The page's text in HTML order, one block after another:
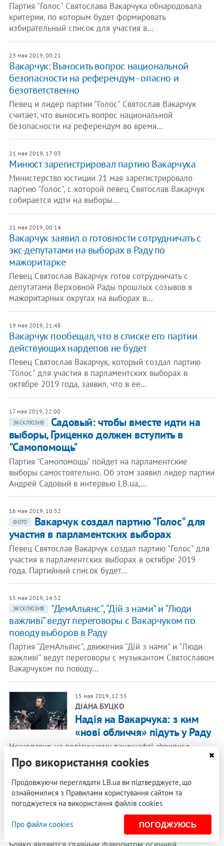
Партия "Голос" Святослава Вакарчука обнародовала
критерии, по которым будет формировать
избирательный список для участия в…
23 мая 2019, 00:21
Вакарчук: Выносить вопрос национальной
безопасности на референдум - опасно и
безответственно
Певец и лидер партии "Голос" Святослав Вакарчук
считает, что выносить вопрос национальной
безопасности на референдум во время…
21 мая 2019, 17:03
Минюст зарегистрировал партию Вакарчука
Министерство юстиции 21 мая зарегистрировало
партию "Голос", с которой певец Святослав Вакарчук
собирается идти на выборы…
21 мая 2019, 00:14
Вакарчук заявил о готовности сотрудничать с
экс-депутатами на выборах в Раду по
мажоритарке
Певец Святослав Вакарчук готов сотрудничать с
депутатами Верховной Рады прошлых созывов в
мажоритарных округах на выборах в…
19 мая 2019, 21:48
Вакарчук пообещал, что в списке его партии
действующих нардепов не будет
Певец Святослав Вакарчук, который создал партию
"Голос" для участия в парламентских выборах в
октябре 2019 года, заявил, что в ее…
17 мая 2019, 22:00
ЭКСКЛЮЗИВ
Садовый: чтобы вместе идти на
выборы, Гриценко должен вступить в
"Самопомощь"
Партия "Самопомощь" пойдет на парламентские
выборы самостоятельно. Об этом заявил лидер партии
Андрей Садовый в интервью LB.ua,…
16 мая 2019, 10:52
ФОТО
Вакарчук создал партию "Голос" для
участия в парламентских выборах
Певец Святослав Вакарчук создал партию "Голос" для
участия в парламентских выборах в октябре 2019
года. Партийный список будет…
15 мая 2019, 14:52
ЭКСКЛЮЗИВ
"ДемАльянс", "Дій з нами" и "Люди
важливі" ведут переговоры с Вакарчуком по
поводу выборов в Раду
Партия "ДемАльянс", движения "Дій з нами" и "Люди
важливі" ведут переговоры с музыкантом Святославом
Вакарчуком по поводу…
15 мая 2019, 12:55
ДІАНА БУЦКО
Надія на Вакарчука: з ким
«нові обличчя» підуть у Раду
Нещодавно на політичному ландшафті з’явилися
суспільно-політичні рухи «Дій з нами», «Люди
важливі». На парламентські вибори…
26 апреля 2019, 08:30
СОНЯ КОШКІНА
Страна четырех революций
По состоянию на сегодня Юрий
Про використання cookies
Продовжуючи переглядати LB.ua ви підтверджуєте, що
ознайомилися з Правилами користування сайтом та
погоджуєтеся на використання файлів cookies
Про файли cookies ПОГОДЖУЮСЬ